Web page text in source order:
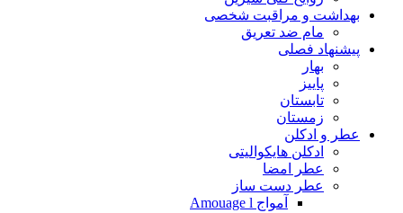
بهداشت و مراقبت شخصی
مام ضد تعریق
پیشنهاد فصلی
بهار
پاییز
تابستان
زمستان
عطر و ادکلن
ادکلن هایکوالیتی
عطر امضا
عطر دست ساز
آمواج Amouage l